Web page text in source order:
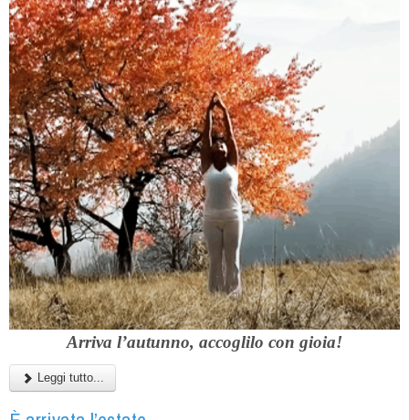
Arriva l’autunno, accoglilo con gioia!
Leggi tutto...